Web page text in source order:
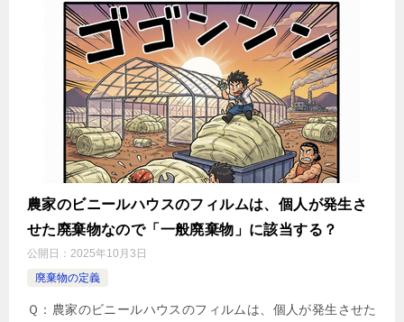
農家のビニールハウスのフィルムは、個人が発生さ
せた廃棄物なので「一般廃棄物」に該当する？
公開日： 2025年10月3日
廃棄物の定義
Ｑ：農家のビニールハウスのフィルムは、個人が発生させた